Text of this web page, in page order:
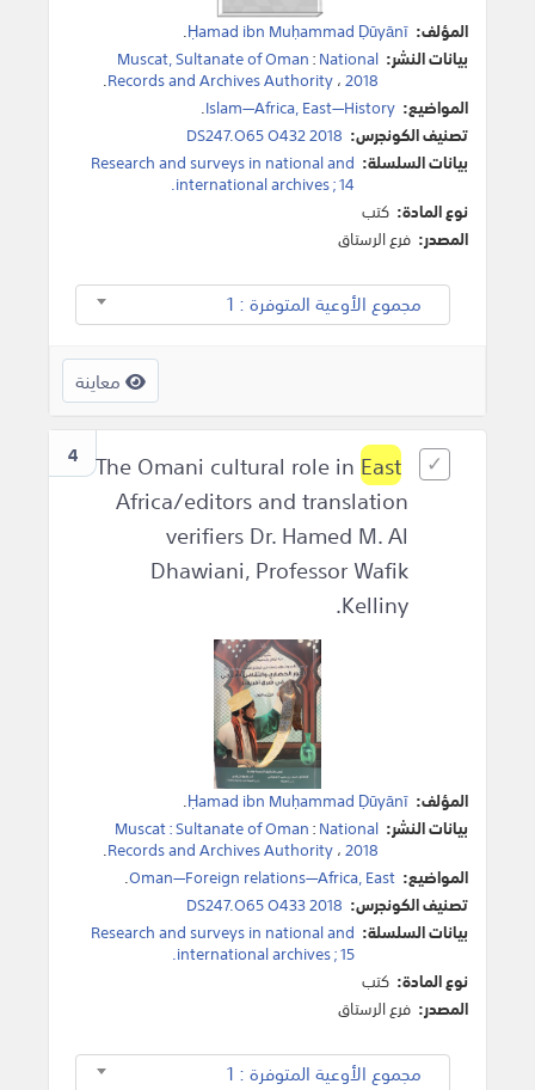
المؤلف: Ḥamad ibn Muḥammad Ḍūyānī
.
بيانات النشر:
Muscat, Sultanate of Oman:National
Records and Archives Authority،2018
.
المواضيع: Islam—Africa, East—History‎
.
تصنيف الكونجرس: DS247.O65 O432 2018
بيانات السلسلة: Research and surveys in national and
international archives ; 14‎.
نوع المادة: كتب
المصدر: فرع الرستاق
مجموع الأوعية المتوفرة : 1
معاينة
4
East
Africa‎/editors and translation
verifiers Dr. Hamed M. Al
Dhawiani, Professor Wafik
Kelliny.
المؤلف: Ḥamad ibn Muḥammad Ḍūyānī‎
.
بيانات النشر:
Muscat : Sultanate of Oman:National
Records and Archives Authority،2018
.
المواضيع: Oman—Foreign relations—Africa, East‎
.
تصنيف الكونجرس: DS247.O65 O433 2018
بيانات السلسلة: Research and surveys in national and
international archives ; 15‎.
نوع المادة: كتب
المصدر: فرع الرستاق
مجموع الأوعية المتوفرة : 1